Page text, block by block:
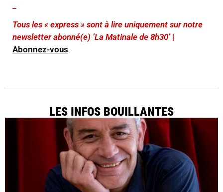
Tous les « express » sont à lire uniquement sur notre
newsletter abonné(e) ‘La Matinale de 8h30’ |
Abonnez-vous
LES INFOS BOUILLANTES